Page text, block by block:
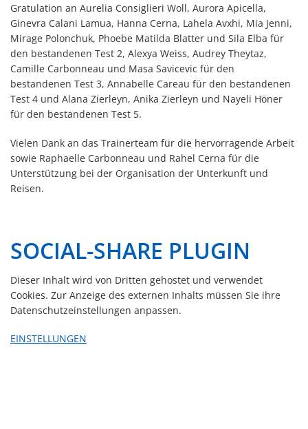
Gratulation an Aurelia Consiglieri Woll, Aurora Apicella,
Ginevra Calani Lamua, Hanna Cerna, Lahela Avxhi, Mia Jenni,
Mirage Polonchuk, Phoebe Matilda Blatter und Sila Elba für
den bestandenen Test 2, Alexya Weiss, Audrey Theytaz,
Camille Carbonneau und Masa Savicevic für den
bestandenen Test 3, Annabelle Careau für den bestandenen
Test 4 und Alana Zierleyn, Anika Zierleyn und Nayeli Höner
für den bestandenen Test 5.
Vielen Dank an das Trainerteam für die hervorragende Arbeit
sowie Raphaelle Carbonneau und Rahel Cerna für die
Unterstützung bei der Organisation der Unterkunft und
Reisen.
SOCIAL-SHARE PLUGIN
Dieser Inhalt wird von Dritten gehostet und verwendet
Cookies. Zur Anzeige des externen Inhalts müssen Sie ihre
Datenschutzeinstellungen anpassen.
EINSTELLUNGEN